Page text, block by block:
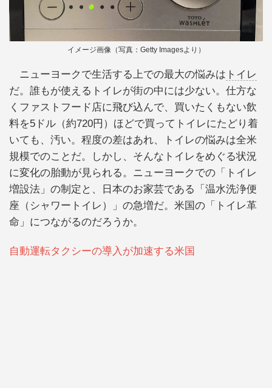
イメージ画像（写真：Getty Imagesより）
ニューヨークで生活する上での最大の悩みは トイレ
だ。誰もが使えるトイレが街の中には少ない。仕方な
くファストフード店に飛び込んで、買いたくもない飲
料を5ドル（約720円）ほどで買ってトイレにたどり着
いても、汚い。程度の差はあれ、トイレの悩みは全米
規模でのことだ。しかし、そんなトイレをめぐる状況
に変化の胎動が見られる。ニューヨークでの「トイレ
増設法」の制定と、日本のお家芸である「温水洗浄便
座（シャワートイレ）」の急増だ。米国の「トイレ革
命」につながるのだろうか。
自動運転タクシーの導入が加速する米国